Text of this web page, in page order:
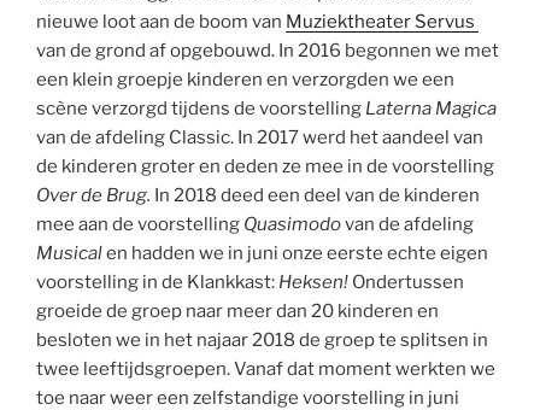
nieuwe loot aan de boom van Muziektheater Servus
van de grond af opgebouwd. In 2016 begonnen we met
een klein groepje kinderen en verzorgden we een
scène verzorgd tijdens de voorstelling Laterna Magica
van de afdeling Classic. In 2017 werd het aandeel van
de kinderen groter en deden ze mee in de voorstelling
Over de Brug. In 2018 deed een deel van de kinderen
mee aan de voorstelling Quasimodovan de afdeling
Musicalen hadden we in juni onze eerste echte eigen
voorstelling in de Klankkast: Heksen! Ondertussen
groeide de groep naar meer dan 20 kinderen en
besloten we in het najaar 2018 de groep te splitsen in
twee leeftijdsgroepen. Vanaf dat moment werkten we
toe naar weer een zelfstandige voorstelling in juni